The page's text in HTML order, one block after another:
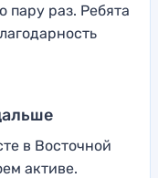
пару раз. Ребята
в Восточной
активе.